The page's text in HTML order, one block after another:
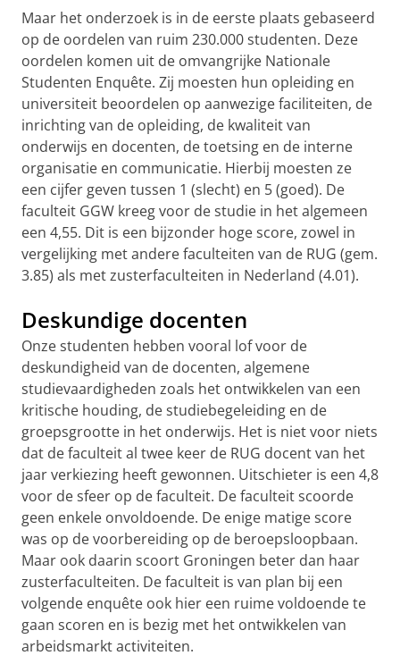
Maar het onderzoek is in de eerste plaats gebaseerd
op de oordelen van ruim 230.000 studenten. Deze
oordelen komen uit de omvangrijke Nationale
Studenten Enquête. Zij moesten hun opleiding en
universiteit beoordelen op aanwezige faciliteiten, de
inrichting van de opleiding, de kwaliteit van
onderwijs en docenten, de toetsing en de interne
organisatie en communicatie. Hierbij moesten ze
een cijfer geven tussen 1 (slecht) en 5 (goed). De
faculteit GGW kreeg voor de studie in het algemeen
een 4,55. Dit is een bijzonder hoge score, zowel in
vergelijking met andere faculteiten van de RUG (gem.
3.85) als met zusterfaculteiten in Nederland (4.01).
Deskundige docenten
Onze studenten hebben vooral lof voor de
deskundigheid van de docenten, algemene
studievaardigheden zoals het ontwikkelen van een
kritische houding, de studiebegeleiding en de
groepsgrootte in het onderwijs. Het is niet voor niets
dat de faculteit al twee keer de RUG docent van het
jaar verkiezing heeft gewonnen. Uitschieter is een 4,8
voor de sfeer op de faculteit. De faculteit scoorde
geen enkele onvoldoende. De enige matige score
was op de voorbereiding op de beroepsloopbaan.
Maar ook daarin scoort Groningen beter dan haar
zusterfaculteiten. De faculteit is van plan bij een
volgende enquête ook hier een ruime voldoende te
gaan scoren en is bezig met het ontwikkelen van
arbeidsmarkt activiteiten.